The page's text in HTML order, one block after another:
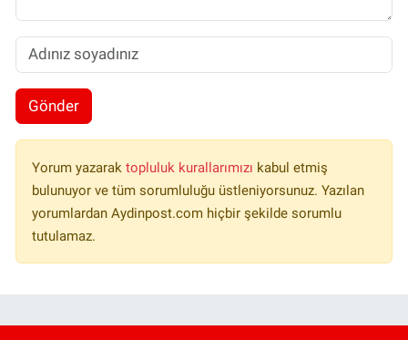
Gönder
Yorum yazarak topluluk kurallarımızı kabul etmiş
bulunuyor ve tüm sorumluluğu üstleniyorsunuz. Yazılan
yorumlardan Aydinpost.com hiçbir şekilde sorumlu
tutulamaz.